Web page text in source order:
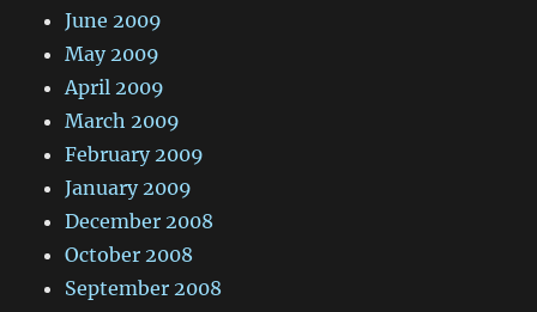
June 2009
May 2009
April 2009
March 2009
February 2009
January 2009
December 2008
October 2008
September 2008